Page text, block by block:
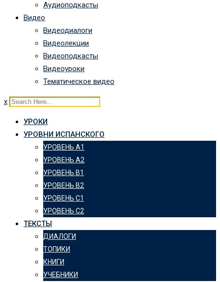
Аудиоподкасты
Видео
Видеодиалоги
Видеолекции
Видеоподкасты
Видеоуроки
Тематическое видео
x
УРОКИ
УРОВНИ ИСПАНСКОГО
УРОВЕНЬ А1
УРОВЕНЬ А2
УРОВЕНЬ B1
УРОВЕНЬ B2
УРОВЕНЬ C1
УРОВЕНЬ C2
ТЕКСТЫ
ДИАЛОГИ
ТОПИКИ
КНИГИ
УЧЕБНИКИ